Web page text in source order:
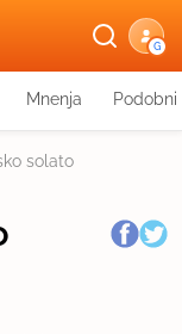
G
Mnenja
solato